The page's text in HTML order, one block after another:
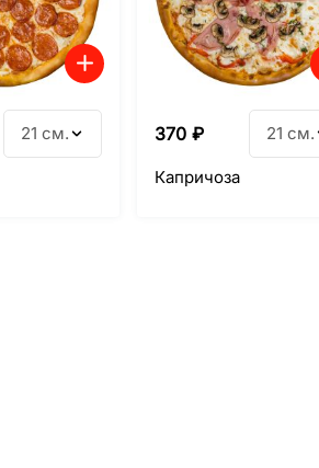
21 см. 370 ₽ 21 см.
Капричоза